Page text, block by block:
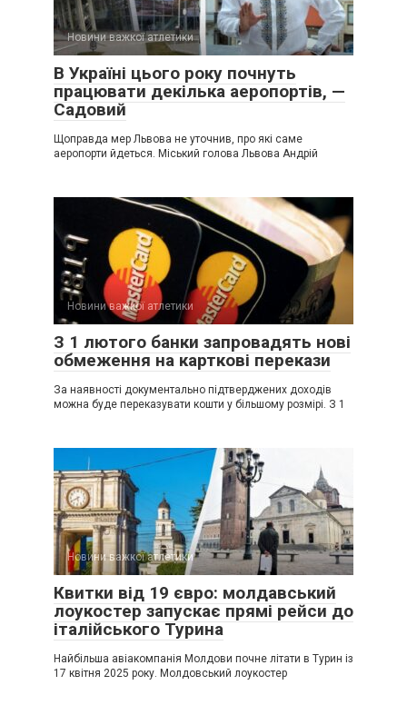
Новини важкої атлетики
В Україні цього року почнуть
працювати декілька аеропортів, —
Садовий
Щоправда мер Львова не уточнив, про які саме
аеропорти йдеться. Міський голова Львова Андрій
Новини важкої атлетики
З 1 лютого банки запровадять нові
обмеження на карткові перекази
За наявності документально підтверджених доходів
можна буде переказувати кошти у більшому розмірі. З 1
Новини важкої атлетики
Квитки від 19 євро: молдавський
лоукостер запускає прямі рейси до
італійського Турина
Найбільша авіакомпанія Молдови почне літати в Турин із
17 квітня 2025 року. Молдовський лоукостер